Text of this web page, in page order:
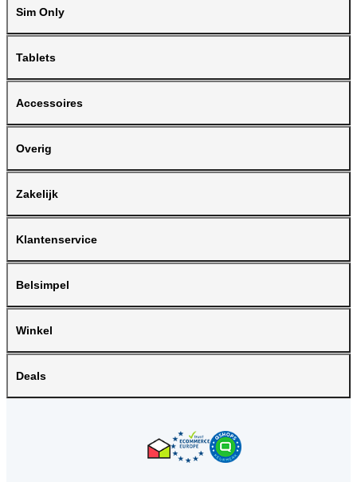
Sim Only
Tablets
Accessoires
Overig
Zakelijk
Klantenservice
Belsimpel
Winkel
Deals